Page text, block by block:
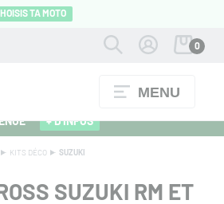
TA MOTO
0
MENU
OFFERT POUR L'ACHAT D'UNE
+ D'INFOS
KITS DÉCO SUZUKI
SUZUKI RM ET